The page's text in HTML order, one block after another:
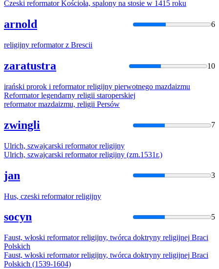
Czeski reformatorKościoła, spalony na stosie w 1415 roku
arnold 6
religijny reformatorz Brescii
zaratustra 10
irański prorok i reformator religijny pierwotnego mazdaizmu
Reformatorlegendarny religii staroperskiej
reformatormazdaizmu, religii Persów
zwingli 7
Ulrich, szwajcarski reformator religijny
Ulrich, szwajcarski reformator religijny (zm.1531r.)
jan 3
Hus, czeski reformator religijny
socyn 5
Faust, włoski reformator religijny, twórca doktryny religijnej Braci
Polskich
Faust, włoski reformator religijny, twórca doktryny religijnej Braci
Polskich (1539-1604)